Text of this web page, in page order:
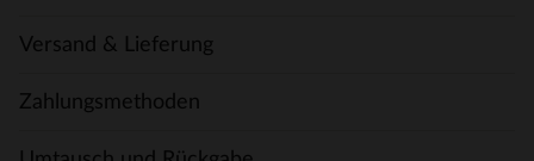
Versand & Lieferung
Zahlungsmethoden